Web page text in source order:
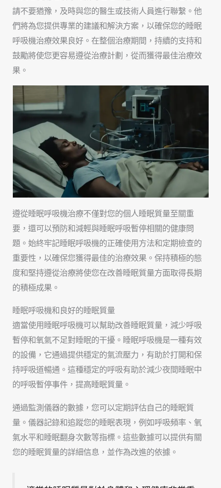
請不要猶豫，及時與您的醫生或技術人員進行聯繫。他
們將為您提供專業的建議和解決方案，以確保您的睡眠
呼吸機治療效果良好。在整個治療期間，持續的支持和
鼓勵將使您更容易遵從治療計劃，從而獲得最佳治療效
果。
遵從睡眠呼吸機治療不僅對您的個人睡眠質量至關重
要，還可以預防和減輕與睡眠呼吸暫停相關的健康問
題。始終牢記睡眠呼吸機的正確使用方法和定期檢查的
重要性，以確保您獲得最佳的治療效果。保持積極的態
度和堅持遵從治療將使您在改善睡眠質量方面取得長期
的積極成果。
睡眠呼吸機和良好的睡眠質量
適當使用睡眠呼吸機可以幫助改善睡眠質量，減少呼吸
暫停和氧氣不足對睡眠的干擾。睡眠呼吸機是一種有效
的設備，它通過提供穩定的氣流壓力，有助於打開和保
持呼吸道暢通。這種穩定的呼吸有助於減少夜間睡眠中
的呼吸暫停事件，提高睡眠質量。
通過監測儀器的數據，您可以定期評估自己的睡眠質
量。儀器記錄和追蹤您的睡眠表現，例如呼吸頻率、氧
氣水平和睡眠翻身次數等指標。這些數據可以提供有關
您的睡眠質量的詳細信息，並作為改進的依據。